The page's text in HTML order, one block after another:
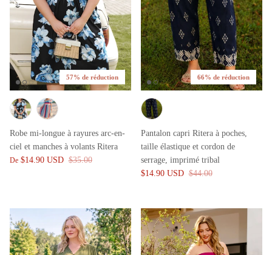
57% de réduction
Robe mi-longue à rayures arc-en-
ciel et manches à volants Ritera
De $14.90 USD $35.00
66% de réduction
Pantalon capri Ritera à poches,
taille élastique et cordon de
serrage, imprimé tribal
$14.90 USD $44.00